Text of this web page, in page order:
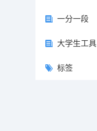
一分一段
大学生工具
标签